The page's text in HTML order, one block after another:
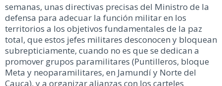
semanas, unas directivas precisas del Ministro de la
defensa para adecuar la función militar en los
territorios a los objetivos fundamentales de la paz
total, que estos jefes militares desconocen y bloquean
subrepticiamente, cuando no es que se dedican a
promover grupos paramilitares (Puntilleros, bloque
Meta y neoparamilitares, en Jamundí y Norte del
Cauca), y a organizar alianzas con los carteles